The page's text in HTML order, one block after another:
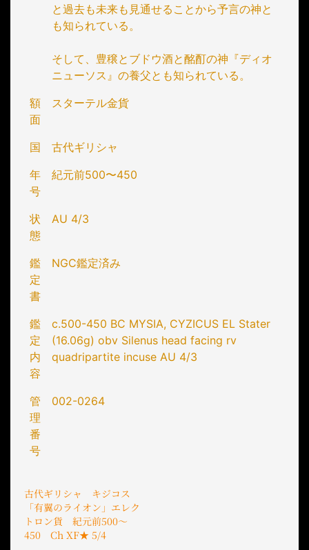
と過去も未来も見通せることから予言の神と
も知られている。
そして、豊穣とブドウ酒と酩酊の神『ディオ
ニューソス』の養父とも知られている。
額
面
スターテル金貨
国
古代ギリシャ
年
号
紀元前500〜450
状
態
AU 4/3
鑑
定
書
NGC鑑定済み
鑑
定
内
容
c.500-450 BC MYSIA, CYZICUS EL Stater
(16.06g) obv Silenus head facing rv
quadripartite incuse AU 4/3
管
理
番
号
002-0264
古代ギリシャ キジコス
「有翼のライオン」エレク
トロン貨 紀元前500〜
450 Ch XF★ 5/4